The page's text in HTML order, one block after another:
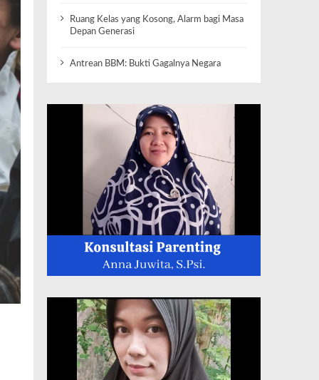
Ruang Kelas yang Kosong, Alarm bagi Masa
Depan Generasi
Antrean BBM: Bukti Gagalnya Negara